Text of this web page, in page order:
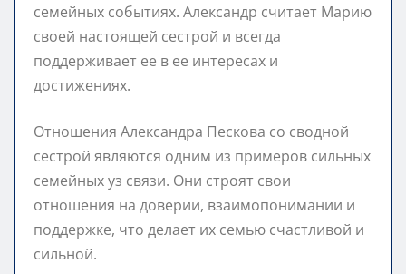
семейных событиях. Александр считает Марию
своей настоящей сестрой и всегда
поддерживает ее в ее интересах и
достижениях.
Отношения Александра Пескова со сводной
сестрой являются одним из примеров сильных
семейных уз связи. Они строят свои
отношения на доверии, взаимопонимании и
поддержке, что делает их семью счастливой и
сильной.